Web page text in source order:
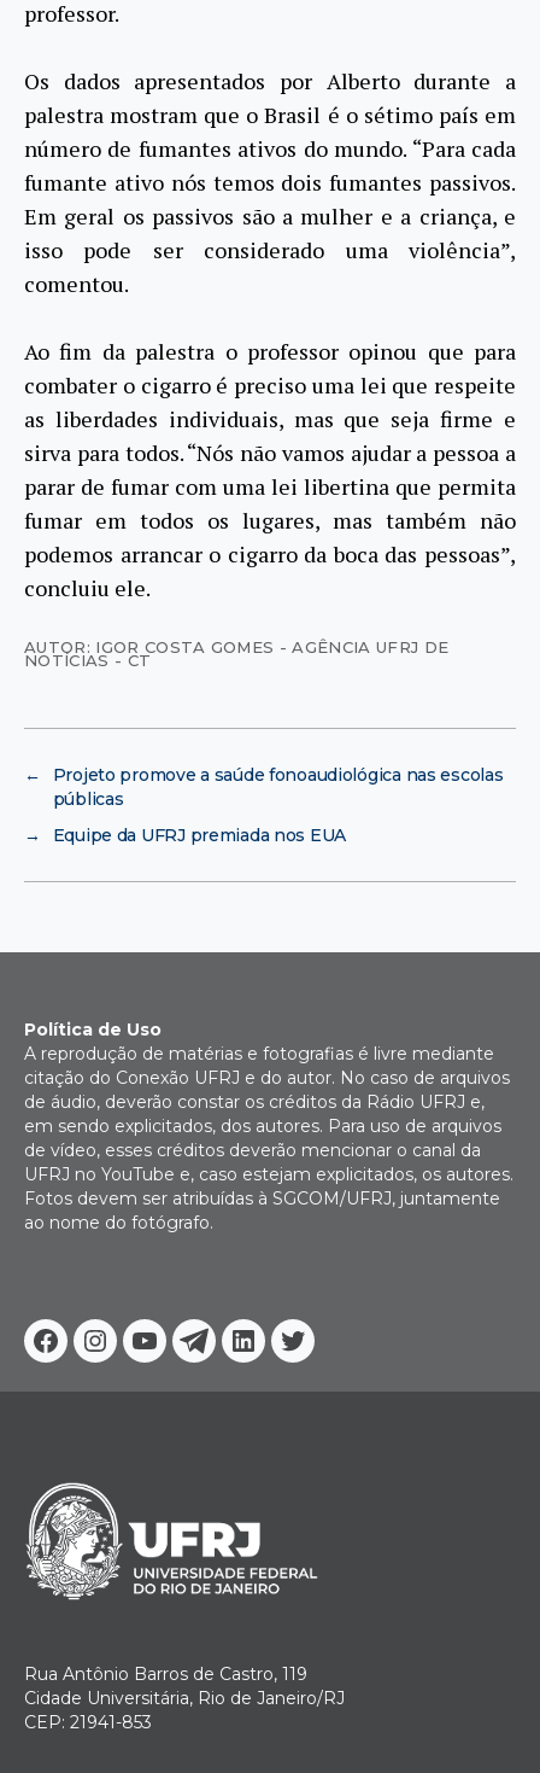
professor.
Os dados apresentados por Alberto durante a
palestra mostram que o Brasil é o sétimo país em
número de fumantes ativos do mundo. “Para cada
fumante ativo nós temos dois fumantes passivos.
Em geral os passivos são a mulher e a criança, e
isso pode ser considerado uma violência”,
comentou.
Ao fim da palestra o professor opinou que para
combater o cigarro é preciso uma lei que respeite
as liberdades individuais, mas que seja firme e
sirva para todos. “Nós não vamos ajudar a pessoa a
parar de fumar com uma lei libertina que permita
fumar em todos os lugares, mas também não
podemos arrancar o cigarro da boca das pessoas”,
concluiu ele.
AUTOR: IGOR COSTA GOMES - AGÊNCIA UFRJ DE
NOTÍCIAS - CT
←
Projeto promove a saúde fonoaudiológica nas escolas
públicas
→
Equipe da UFRJ premiada nos EUA
Facebook
Instagram
YoutubeTelegram
Linkedin
Twitter
Política de Uso
A reprodução de matérias e fotografias é livre mediante
citação do Conexão UFRJ e do autor. No caso de arquivos
de áudio, deverão constar os créditos da Rádio UFRJ e,
em sendo explicitados, dos autores. Para uso de arquivos
de vídeo, esses créditos deverão mencionar o canal da
UFRJ no YouTube e, caso estejam explicitados, os autores.
Fotos devem ser atribuídas à SGCOM/UFRJ, juntamente
ao nome do fotógrafo.
Rua Antônio Barros de Castro, 119
Cidade Universitária, Rio de Janeiro/RJ
CEP: 21941-853